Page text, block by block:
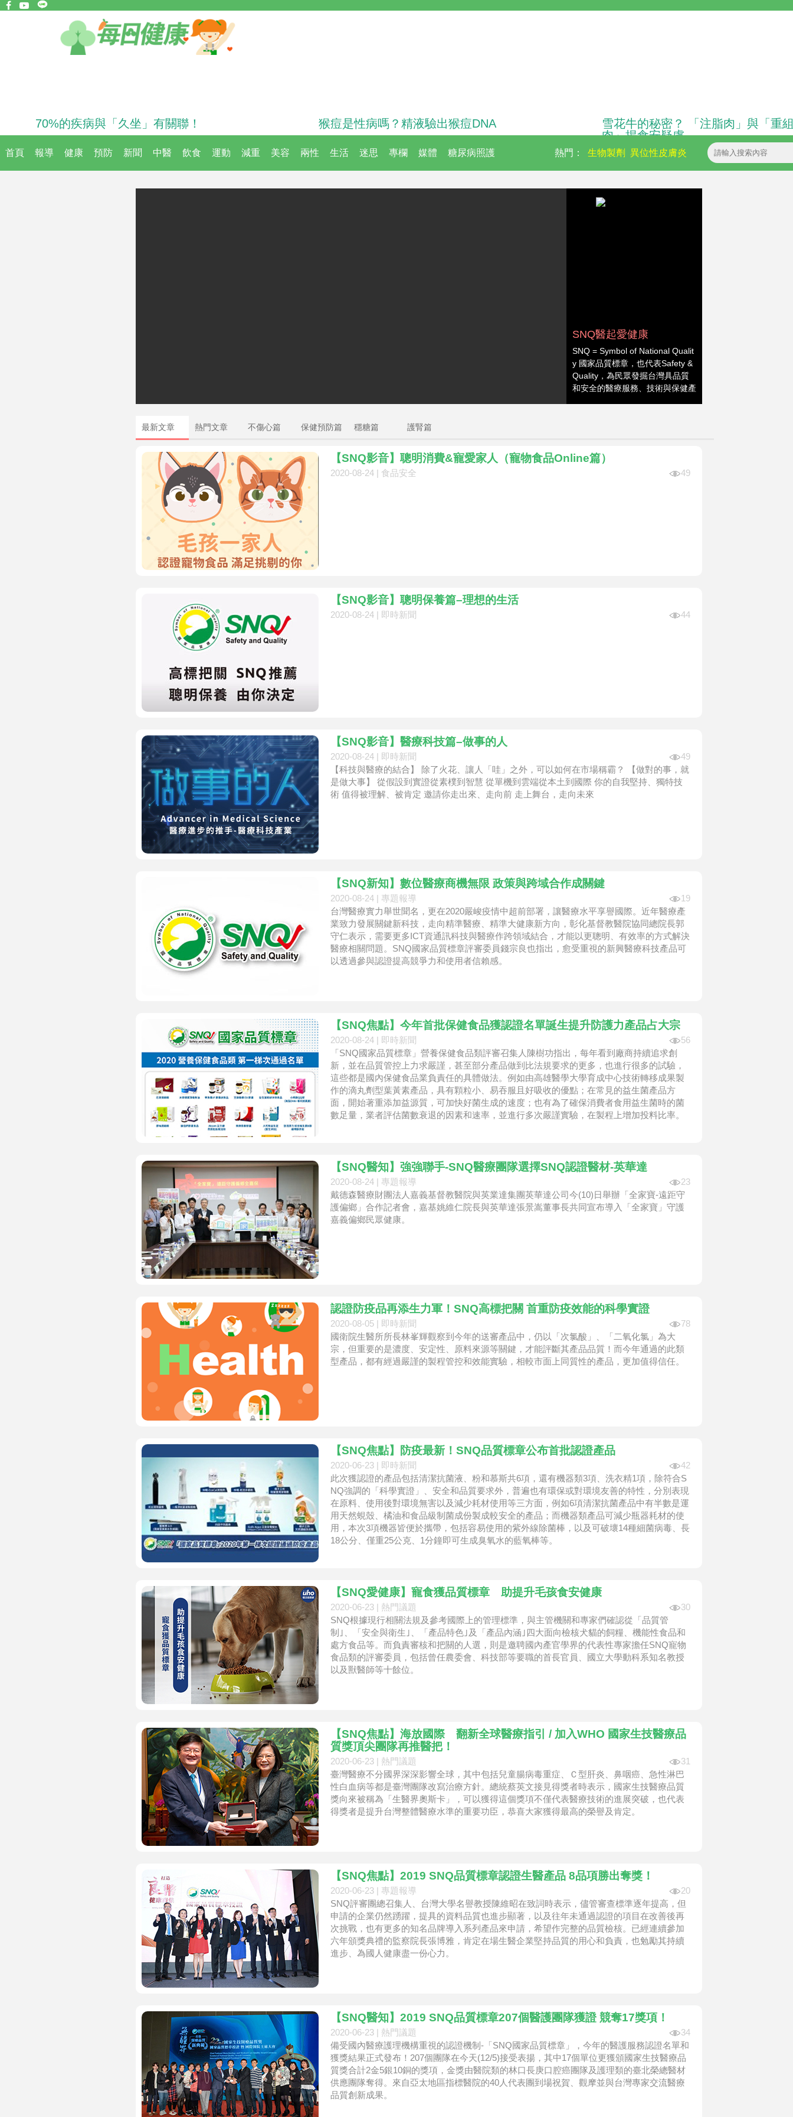
70%的疾病與「久坐」有關聯！ 猴痘是性病嗎？精液驗出猴痘DNA
雪花牛的秘密？ 「注脂肉」與「重
肉」揭食安疑慮
首頁 報導 健康 預防 新聞 中醫 飲食 運動 減重 美容 兩性 生活 迷思 專欄 媒體 糖尿病照護 異位性皮膚炎
生物製劑
熱門：
SNQ醫起愛健康
SNQ = Symbol of National Qualit
y 國家品質標章，也代表Safety &
Quality，為民眾發掘台灣具品質
和安全的醫療服務、技術與保健產
妙方，成為家人的健康支柱。
最新文章 熱門文章 不傷心篇 保健預防篇 穩糖篇 護腎篇
【SNQ影音】聰明消費&寵愛家人（寵物食品Online篇）
2020-08-24 | 食品安全 49
【SNQ影音】聰明保養篇–理想的生活
2020-08-24 | 即時新聞 44
【SNQ影音】醫療科技篇–做事的人
2020-08-24 | 即時新聞
49
【科技與醫療的結合】 除了火花、讓人「哇」之外，可以如何在市場稱霸？ 【做對的事，就
是做大事】 從假設到實證從素樸到智慧 從單機到雲端從本土到國際 你的自我堅持、獨特技
術 值得被理解、被肯定 邀請你走出來、走向前 走上舞台，走向未來
【SNQ新知】數位醫療商機無限 政策與跨域合作成關鍵
2020-08-24 | 專題報導
19
台灣醫療實力舉世聞名，更在2020嚴峻疫情中超前部署，讓醫療水平享譽國際。近年醫療產
業致力發展關鍵新科技，走向精準醫療、精準大健康新方向，彰化基督教醫院協同總院長郭
守仁表示，需要更多ICT資通訊科技與醫療作跨領域結合，才能以更聰明、有效率的方式解決
醫療相關問題。SNQ國家品質標章評審委員錢宗良也指出，愈受重視的新興醫療科技產品可
以透過參與認證提高競爭力和使用者信賴感。
【SNQ焦點】今年首批保健食品獲認證名單誕生提升防護力產品占大宗
2020-08-24 | 即時新聞
56
「SNQ國家品質標章」營養保健食品類評審召集人陳樹功指出，每年看到廠商持續追求創
新，並在品質管控上力求嚴謹，甚至部分產品做到比法規要求的更多，也進行很多的試驗，
這些都是國內保健食品業負責任的具體做法。例如由高雄醫學大學育成中心技術轉移成果製
作的滴丸劑型葉黃素產品，具有顆粒小、易吞服且好吸收的優點；在常見的益生菌產品方
面，開始著重添加益源質，可加快好菌生成的速度；也有為了確保消費者食用益生菌時的菌
數足量，業者評估菌數衰退的因素和速率，並進行多次嚴謹實驗，在製程上增加投料比率。
【SNQ醫知】強強聯手-SNQ醫療團隊選擇SNQ認證醫材-英華達
2020-08-24 | 專題報導
23
戴德森醫療財團法人嘉義基督教醫院與英業達集團英華達公司今(10)日舉辦「全家寶-遠距守
護偏鄉」合作記者會，嘉基姚維仁院長與英華達張景嵩董事長共同宣布導入「全家寶」守護
嘉義偏鄉民眾健康。
認證防疫品再添生力軍！SNQ高標把關 首重防疫效能的科學實證
2020-08-05 | 即時新聞
78
國衛院生醫所所長林峯輝觀察到今年的送審產品中，仍以「次氯酸」、「二氧化氯」為大
宗，但重要的是濃度、安定性、原料來源等關鍵，才能評斷其產品品質！而今年通過的此類
型產品，都有經過嚴謹的製程管控和效能實驗，相較市面上同質性的產品，更加值得信任。
【SNQ焦點】防疫最新！SNQ品質標章公布首批認證產品
2020-06-23 | 即時新聞
42
此次獲認證的產品包括清潔抗菌液、粉和慕斯共6項，還有機器類3項、洗衣精1項，除符合S
NQ強調的「科學實證」、安全和品質要求外，普遍也有環保或對環境友善的特性，分別表現
在原料、使用後對環境無害以及減少耗材使用等三方面，例如6項清潔抗菌產品中有半數是運
用天然蜆殼、橘油和食品級制菌成份製成較安全的產品；而機器類產品可減少瓶器耗材的使
用，本次3項機器皆便於攜帶，包括容易使用的紫外線除菌棒，以及可破壞14種細菌病毒、長
18公分、僅重25公克、1分鐘即可生成臭氧水的藍氧棒等。
【SNQ愛健康】寵食獲品質標章 助提升毛孩食安健康
2020-06-23 | 熱門議題
30
SNQ根據現行相關法規及參考國際上的管理標準，與主管機關和專家們確認從「品質管
制｣、「安全與衛生｣、「產品特色｣及「產品內涵｣四大面向檢核犬貓的飼糧、機能性食品和
處方食品等。而負責審核和把關的人選，則是邀聘國內產官學界的代表性專家擔任SNQ寵物
食品類的評審委員，包括曾任農委會、科技部等要職的首長官員、國立大學動科系知名教授
以及獸醫師等十餘位。
【SNQ焦點】海放國際 翻新全球醫療指引 / 加入WHO 國家生技醫療品
質獎頂尖團隊再推醫把！
2020-06-23 | 熱門議題
31
臺灣醫療不分國界深深影響全球，其中包括兒童腸病毒重症、Ｃ型肝炎、鼻咽癌、急性淋巴
性白血病等都是臺灣團隊改寫治療方針。總統蔡英文接見得獎者時表示，國家生技醫療品質
獎向來被稱為「生醫界奧斯卡」，可以獲得這個獎項不僅代表醫療技術的進展突破，也代表
得獎者是提升台灣整體醫療水準的重要功臣，恭喜大家獲得最高的榮譽及肯定。
【SNQ焦點】2019 SNQ品質標章認證生醫產品 8品項勝出奪獎！
2020-06-23 | 專題報導
20
SNQ評審團總召集人、台灣大學名譽教授陳維昭在致詞時表示，儘管審查標準逐年提高，但
申請的企業仍然踴躍，提具的資料品質也進步顯著，以及往年未通過認證的項目在改善後再
次挑戰，也有更多的知名品牌導入系列產品來申請，希望作完整的品質檢核。已經連續參加
六年頒獎典禮的監察院長張博雅，肯定在場生醫企業堅持品質的用心和負責，也勉勵其持續
進步、為國人健康盡一份心力。
【SNQ醫知】2019 SNQ品質標章207個醫護團隊獲證 競奪17獎項！
2020-06-23 | 熱門議題
34
備受國內醫療護理機構重視的認證機制‐「SNQ國家品質標章」，今年的醫護服務認證名單和
獲獎結果正式發布！207個團隊在今天(12/5)接受表揚，其中17個單位更獲頒國家生技醫療品
質獎合計2金5銀10銅的獎項，金獎由醫院類的林口長庚口腔癌團隊及護理類的臺北榮總醫材
供應團隊奪得。來自亞太地區指標醫院的40人代表團到場祝賀、觀摩並與台灣專家交流醫療
品質創新成果。